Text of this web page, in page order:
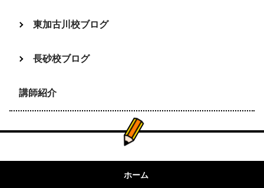
東加古川校ブログ
長砂校ブログ
講師紹介
ホーム